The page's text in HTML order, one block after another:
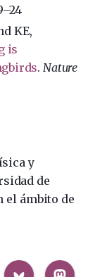
KE,
is
.Nature
y
de
el ámbito de